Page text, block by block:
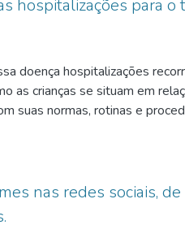
de mestrado) relacionada
seja no Direito, na
objetiva-se mostrar o estado
pesquisas deste campo.
hospitalizações para o
doença hospitalizações
as crianças se situam em
suas normas, rotinas e
demandas sociais
no centro dessa vivência, é
singular de existir e com sua
câncer nas primeiras
nas redes sociais,